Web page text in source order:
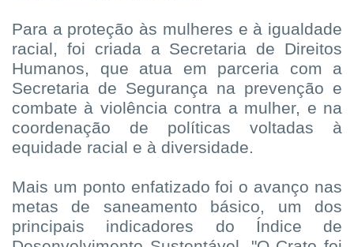
Para a proteção às mulheres e à igualdade
racial, foi criada a Secretaria de Direitos
Humanos, que atua em parceria com a
Secretaria de Segurança na prevenção e
combate à violência contra a mulher, e na
coordenação de políticas voltadas à
equidade racial e à diversidade.
Mais um ponto enfatizado foi o avanço nas
metas de saneamento básico, um dos
principais indicadores do Índice de